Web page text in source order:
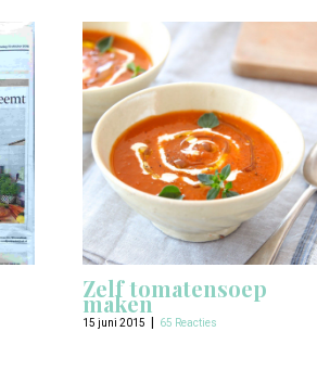
Zelf tomatensoep
maken
15 juni 2015 65 Reacties